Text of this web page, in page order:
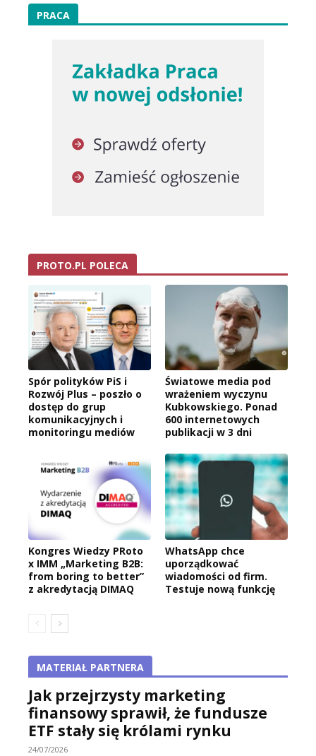
PRACA
PROTO.PL POLECA
Spór polityków PiS i
Rozwój Plus – poszło o
dostęp do grup
komunikacyjnych i
monitoringu mediów
Światowe media pod
wrażeniem wyczynu
Kubkowskiego. Ponad
600 internetowych
publikacji w 3 dni
Kongres Wiedzy PRoto
x IMM „Marketing B2B:
from boring to better”
z akredytacją DIMAQ
WhatsApp chce
uporządkować
wiadomości od firm.
Testuje nową funkcję
MATERIAŁ PARTNERA
Jak przejrzysty marketing
finansowy sprawił, że fundusze
ETF stały się królami rynku
24/07/2026